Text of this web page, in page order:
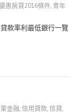
惠房貸2016條件, 青年
款率利最低銀行一覽
金融,信用貸款,信貸,